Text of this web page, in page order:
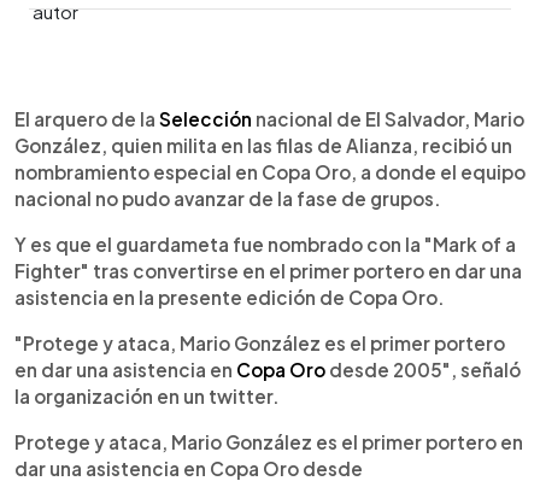
Escuchar artículo
El arquero de la Selección nacional de El Salvador, Mario
González, quien milita en las filas de Alianza, recibió un
nombramiento especial en Copa Oro, a donde el equipo
nacional no pudo avanzar de la fase de grupos.
Y es que el guardameta fue nombrado con la "Mark of a
Fighter" tras convertirse en el primer portero en dar una
asistencia en la presente edición de Copa Oro.
"Protege y ataca, Mario González es el primer portero
en dar una asistencia en Copa Oro desde 2005", señaló
la organización en un twitter.
Protege y ataca, Mario González es el primer portero en
dar una asistencia en Copa Oro desde